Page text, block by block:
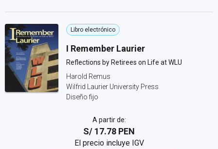
Libro electrónico
I Remember Laurier
Reflections by Retirees on Life at WLU
Harold Remus
Wilfrid Laurier University Press
Diseño fijo
A partir de:
S/ 17.78 PEN
El precio incluye IGV